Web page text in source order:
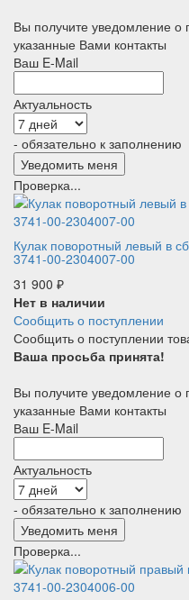
Вы получите уведомление о
указанные Вами контакты
Ваш E-Mail
Актуальность
- обязательно к заполнению
Проверка...
Кулак поворотный левый в
3741-00-2304007-00
31 900 ₽
Нет в наличии
Сообщить о поступлении
Сообщить о поступлении
Ваша просьба принята!
Вы получите уведомление о
указанные Вами контакты
Ваш E-Mail
Актуальность
- обязательно к заполнению
Проверка...